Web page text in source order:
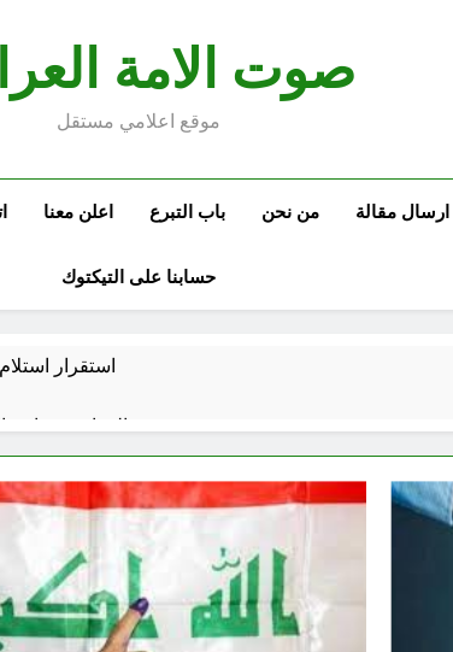
صوت الامة
موقع اعلامي مستقل
ارسال مقالة من نحن باب التبرع اعلن معنا
حسابنا على التيكتوك
استقرار
صيف العراق وبغداد…
البرنامج الكيميائي الإيراني
والسياسيّة للأتفاق الإطاري
3 ساعات Ago